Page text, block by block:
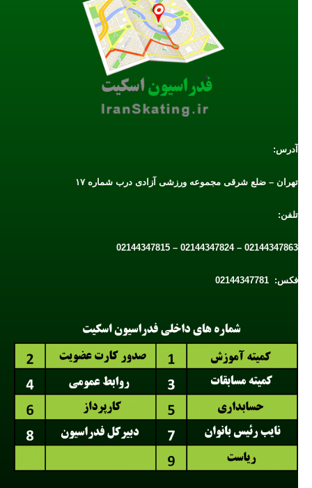
آدرس:
تهران – ضلع شرقی مجموعه ورزشی آزادی درب شماره ۱۷
تلفن:
02144347863 – 02144347824 – 02144347815
فکس: 02144347781